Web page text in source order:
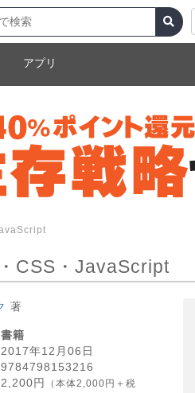
アプリ
CSS・JavaScript
著
書籍
2017年12月06日
9784798153216
2,200円
（本体2,000円＋税